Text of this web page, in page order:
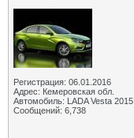
Регистрация: 06.01.2016
Адрес: Кемеровская обл.
Автомобиль: LADA Vesta 2015
Сообщений: 6,738